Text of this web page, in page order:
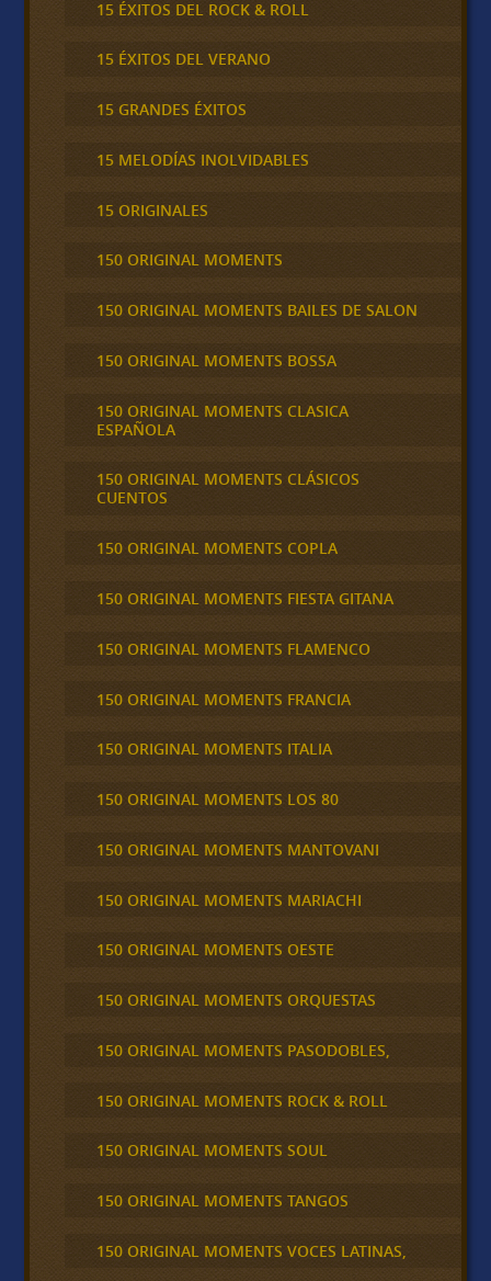
15 ÉXITOS DEL ROCK & ROLL
15 ÉXITOS DEL VERANO
15 GRANDES ÉXITOS
15 MELODÍAS INOLVIDABLES
15 ORIGINALES
150 ORIGINAL MOMENTS
150 ORIGINAL MOMENTS BAILES DE SALON
150 ORIGINAL MOMENTS BOSSA
150 ORIGINAL MOMENTS CLASICA
ESPAÑOLA
150 ORIGINAL MOMENTS CLÁSICOS
CUENTOS
150 ORIGINAL MOMENTS COPLA
150 ORIGINAL MOMENTS FIESTA GITANA
150 ORIGINAL MOMENTS FLAMENCO
150 ORIGINAL MOMENTS FRANCIA
150 ORIGINAL MOMENTS ITALIA
150 ORIGINAL MOMENTS LOS 80
150 ORIGINAL MOMENTS MANTOVANI
150 ORIGINAL MOMENTS MARIACHI
150 ORIGINAL MOMENTS OESTE
150 ORIGINAL MOMENTS ORQUESTAS
150 ORIGINAL MOMENTS PASODOBLES,
150 ORIGINAL MOMENTS ROCK & ROLL
150 ORIGINAL MOMENTS SOUL
150 ORIGINAL MOMENTS TANGOS
150 ORIGINAL MOMENTS VOCES LATINAS,